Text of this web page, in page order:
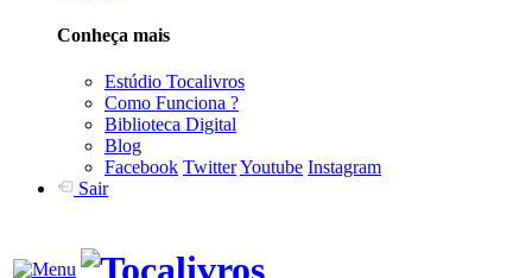
Conheça mais
Estúdio Tocalivros
Como Funciona ?
Biblioteca Digital
Blog
Facebook TwitterYoutube Instagram
Sair